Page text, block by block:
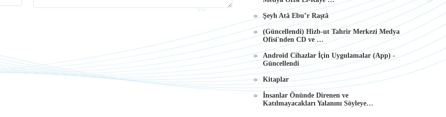
Şeyh Atâ Ebu’r Raştâ
(Güncellendi) Hizb-ut Tahrir Merkezi Medya
Ofisi'nden CD ve …
Android Cihazlar İçin Uygulamalar (App) -
Güncellendi
Kitaplar
İnsanlar Önünde Direnen ve
Katılmayacakları Yalanını Söyleye…